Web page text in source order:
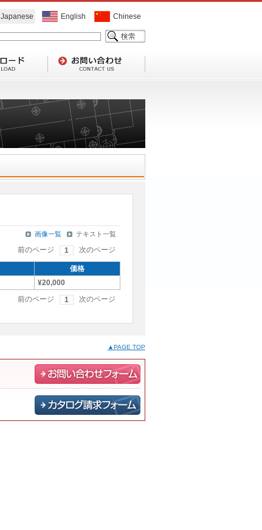
Japanese English Chinese
画像一覧 テキスト一覧
前のページ 1 次のページ
価格
¥20,000
前のページ 1 次のページ
▲PAGE TOP